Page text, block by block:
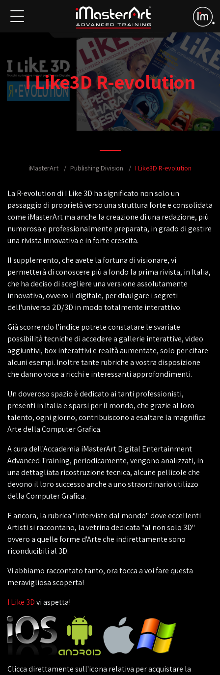
I Like3D R-evolution
iMasterArt Publishing Division I Like3D R-evolution
La R-evolution di I Like 3D ha significato non solo un
passaggio di proprietà verso una struttura forte e consolidata
come iMasterArt ma anche la creazione di una redazione, più
numerosa e professionalmente preparata, in grado di gestire
una rivista innovativa e in forte crescita.
Il supplemento, che avete la fortuna di visionare, vi
permetterà di conoscere più a fondo la prima rivista, in Italia,
che ha deciso di scegliere una versione assolutamente
innovativa, ovvero il digitale, per divulgare i segreti
dell'universo 2D/3D in modo totalmente interattivo.
Già scorrendo l'indice potrete constatare le svariate
possibilità tecniche di accedere a gallerie interattive, video
aggiuntivi, box interattivi e realtà aumentate, solo per citare
alcuni esempi. Inoltre tante rubriche a vostra disposizione
che danno voce a ricchi e interessanti approfondimenti.
Un doveroso spazio è dedicato ai tanti professionisti,
presenti in Italia e sparsi per il mondo, che grazie al loro
talento, ogni giorno, contribuiscono a esaltare la magnifica
Arte della Computer Grafica.
A cura dell'Accademia iMasterArt Digital Entertainment
Advanced Training, periodicamente, vengono analizzati, in
una dettagliata ricostruzione tecnica, alcune pellicole che
devono il loro successo anche a uno straordinario utilizzo
della Computer Grafica.
E ancora, la rubrica "interviste dal mondo" dove eccellenti
Artisti si raccontano, la vetrina dedicata "al non solo 3D"
ovvero a quelle forme d'Arte che indirettamente sono
riconducibili al 3D.
Vi abbiamo raccontato tanto, ora tocca a voi fare questa
meravigliosa scoperta!
I Like 3Dvi aspetta!
Clicca direttamente sull'icona relativa per acquistare la